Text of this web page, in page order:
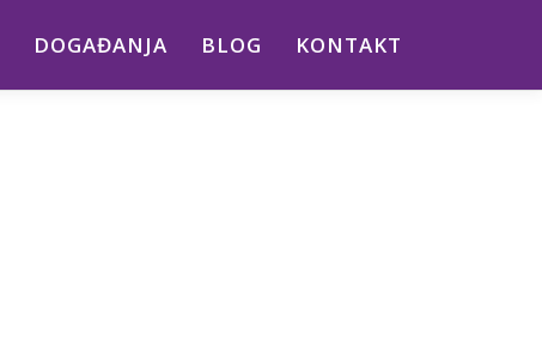
DOGAĐANJA BLOG KONTAKT